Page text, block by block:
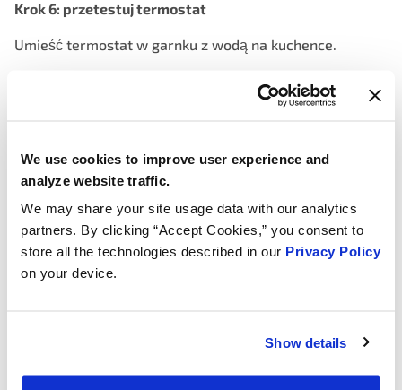
We use cookies to improve user experience and
analyze website traffic.
We may share your site usage data with our analytics
partners. By clicking “Accept Cookies,” you consent to
store all the technologies described in our Privacy Policy
on your device.
Show details
Krok 6: przetestuj termostat
Umieść termostat w garnku z wodą na kuchence.
(zwykle oznaczonej na termostacie). Jeśli się nie otwiera
lub otwiera zbyt wcześnie, jest uszkodzony i wymaga
wymiany.
Krok 7: wymień termostat
Zainstaluj nowy termostat, upewniając się, że orientacja
jest prawidłowa.